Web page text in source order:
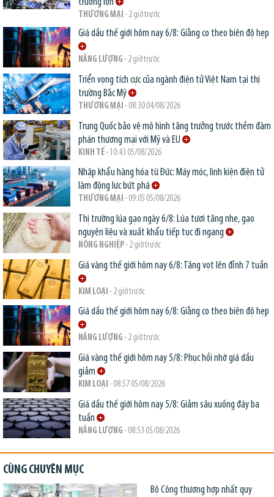
trường lớn
THƯƠNG MẠI - 2 giờ trước
Giá dầu thế giới hôm nay 6/8: Giằng co theo biên độ hẹp
NĂNG LƯỢNG - 2 giờ trước
Triển vọng tích cực của ngành điện tử Việt Nam tại thị
trường Bắc Mỹ
THƯƠNG MẠI - 08:30 04/08/2026
Trung Quốc bảo vệ mô hình tăng trưởng trước thềm đàm
phán thương mại với Mỹ và EU
KINH TẾ- 10:43 05/08/2026
Nhập khẩu hàng hóa từ Đức: Máy móc, linh kiện điện tử
làm động lực bứt phá
THƯƠNG MẠI - 09:05 05/08/2026
Thị trường lúa gạo ngày 6/8: Lúa tươi tăng nhẹ, gạo
nguyên liệu và xuất khẩu tiếp tục đi ngang
NÔNG NGHIỆP- 2 giờ trước
Giá vàng thế giới hôm nay 6/8: Tăng vọt lên đỉnh 7 tuần
KIM LOẠI - 2 giờ trước
Giá dầu thế giới hôm nay 6/8: Giằng co theo biên độ hẹp
NĂNG LƯỢNG - 2 giờ trước
Giá vàng thế giới hôm nay 5/8: Phục hồi nhờ giá dầu
giảm
KIM LOẠI - 08:57 05/08/2026
Giá dầu thế giới hôm nay 5/8: Giảm sâu xuống đáy ba
tuần
NĂNG LƯỢNG - 08:53 05/08/2026
CÙNG CHUYÊN MỤC
Bộ Công thương hợp nhất quy